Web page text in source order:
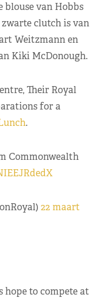
blouse van Hobbs
clutch is van
Weitzmann en
Kiki McDonough.
Their Royal
for a
.
Commonwealth
22 maart
hope to compete at